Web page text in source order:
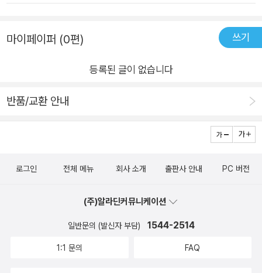
가지 단어는 노트에 따로 적어보기도 했답니다. 📌 이 책은 단
순한 그림책이 아니에요.겁 많고 예민한 아이를 ‘신중한 아이’로
이해하고 응원할 수 있게 해주는 책.[불안이 사르르 사라지는 그
방법을 알려줍니다.아이뿐 아니라 부모님, 선생님이 함께 읽으며
“이 책을 읽고 나면, 걱정 많은 네 마음도 사랑하게 될 거야.”
책빵김쌤서평
건, 내가 느끼는 불안이 불필요한 나쁜 감정이 아니라는 것, 나말
고도 많은 친구들이 그런 감정을 느낀다는 걸 알고 안도할 수 있
다는 점일거에요. 엄마와 함께 그림책을 읽으며 그 감정을 공감받
키우고 있다면 꼭 읽어주시길 추천합니다~
해해보는 시간을 가질수 있었답니다불안해 하는 아몬드대장과
함께 호흡법 스트레칭등을 하면서 이제는 불안과도 잘지내기위
#불안이사르르사라지는그림책#엄마마음 #길벗#초등저학년추
마이페이퍼 (0편) 쓰기
등록된 글이 없습니다
반품/교환 안내
로그인 전체 메뉴 회사 소개 출판사 안내 PC 버전
(주)알라딘커뮤니케이션
일반문의 (발신자 부담) 1544-2514
1:1 문의 FAQ